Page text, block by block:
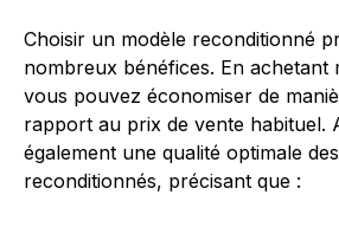
Choisir un modèle reconditionné
nombreux bénéfices. En achetant
vous pouvez économiser de
rapport au prix de vente habituel.
également une qualité optimale
reconditionnés, précisant que :